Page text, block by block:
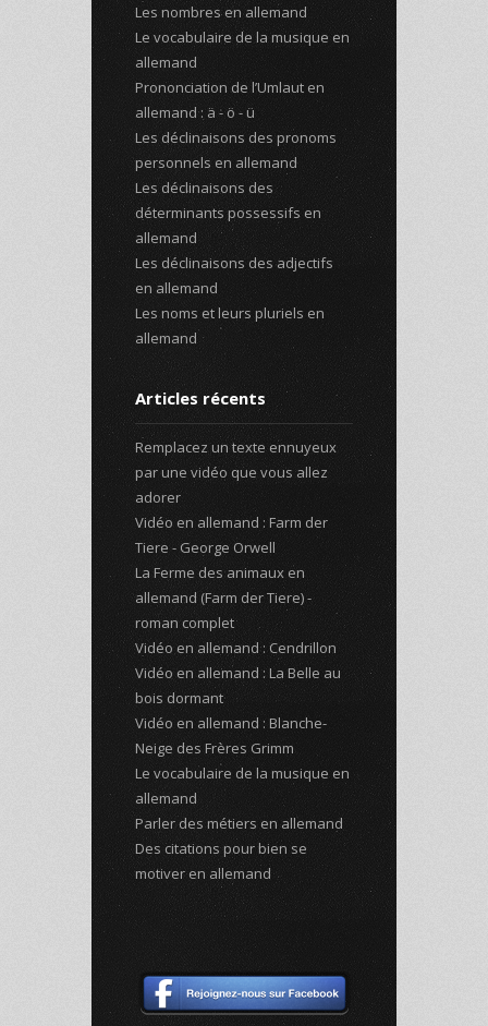
Les nombres en allemand
Le vocabulaire de la musique en
allemand
Prononciation de l’Umlaut en
allemand : ä - ö - ü
Les déclinaisons des pronoms
personnels en allemand
Les déclinaisons des
déterminants possessifs en
allemand
Les déclinaisons des adjectifs
en allemand
Les noms et leurs pluriels en
allemand
Articles récents
Remplacez un texte ennuyeux
par une vidéo que vous allez
adorer
Vidéo en allemand : Farm der
Tiere - George Orwell
La Ferme des animaux en
allemand (Farm der Tiere) -
roman complet
Vidéo en allemand : Cendrillon
Vidéo en allemand : La Belle au
bois dormant
Vidéo en allemand : Blanche-
Neige des Frères Grimm
Le vocabulaire de la musique en
allemand
Parler des métiers en allemand
Des citations pour bien se
motiver en allemand